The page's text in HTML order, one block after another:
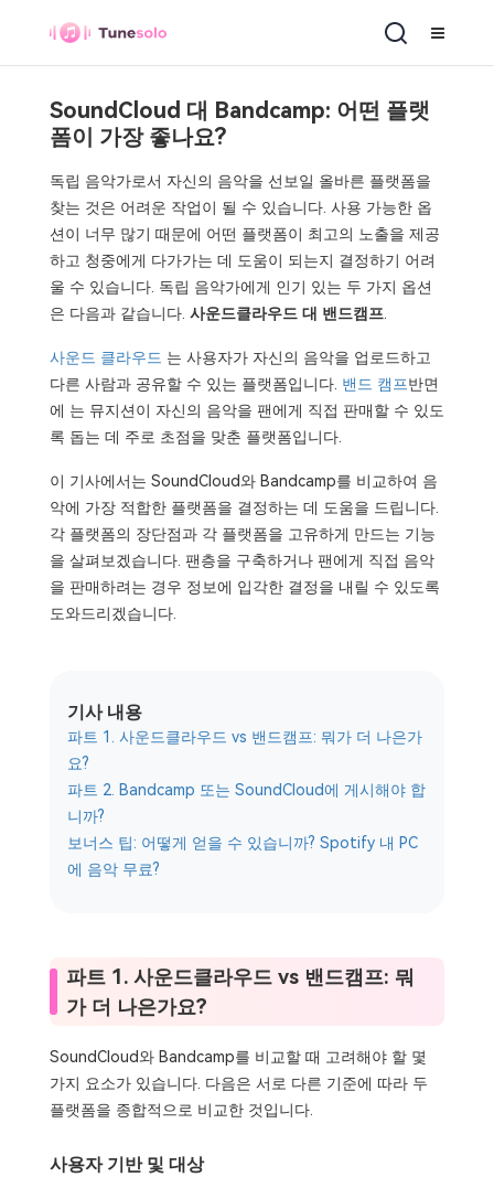
SoundCloud 대 Bandcamp: 어떤 플랫
폼이 가장 좋나요?
독립 음악가로서 자신의 음악을 선보일 올바른 플랫폼을
찾는 것은 어려운 작업이 될 수 있습니다. 사용 가능한 옵
션이 너무 많기 때문에 어떤 플랫폼이 최고의 노출을 제공
하고 청중에게 다가가는 데 도움이 되는지 결정하기 어려
울 수 있습니다. 독립 음악가에게 인기 있는 두 가지 옵션
은 다음과 같습니다. 사운드클라우드 대 밴드캠프.
사운드 클라우드 는 사용자가 자신의 음악을 업로드하고
다른 사람과 공유할 수 있는 플랫폼입니다. 밴드 캠프반면
에 는 뮤지션이 자신의 음악을 팬에게 직접 판매할 수 있도
록 돕는 데 주로 초점을 맞춘 플랫폼입니다.
이 기사에서는 SoundCloud와 Bandcamp를 비교하여 음
악에 가장 적합한 플랫폼을 결정하는 데 도움을 드립니다.
각 플랫폼의 장단점과 각 플랫폼을 고유하게 만드는 기능
을 살펴보겠습니다. 팬층을 구축하거나 팬에게 직접 음악
을 판매하려는 경우 정보에 입각한 결정을 내릴 수 있도록
도와드리겠습니다.
기사 내용
파트 1. 사운드클라우드 vs 밴드캠프: 뭐가 더 나은가
요?
파트 2. Bandcamp 또는 SoundCloud에 게시해야 합
니까?
보너스 팁: 어떻게 얻을 수 있습니까? Spotify 내 PC
에 음악 무료?
파트 1. 사운드클라우드 vs 밴드캠프: 뭐
가 더 나은가요?
SoundCloud와 Bandcamp를 비교할 때 고려해야 할 몇
가지 요소가 있습니다. 다음은 서로 다른 기준에 따라 두
플랫폼을 종합적으로 비교한 것입니다.
사용자 기반 및 대상